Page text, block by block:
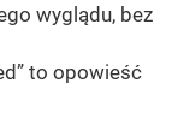
wyglądu, bez
to opowieść